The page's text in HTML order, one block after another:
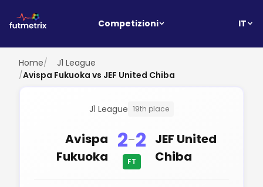
Competizioni IT
Home/
J1 League
/Avispa Fukuoka vs JEF United Chiba
J1 League 19th place
Avispa
Fukuoka
2-2
FT
JEF United
Chiba